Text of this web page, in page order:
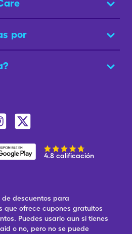
por
4.8 calificación
de descuentos para
que ofrece cupones gratuitos
Puedes usarlo aun si tienes
o no, pero no se puede